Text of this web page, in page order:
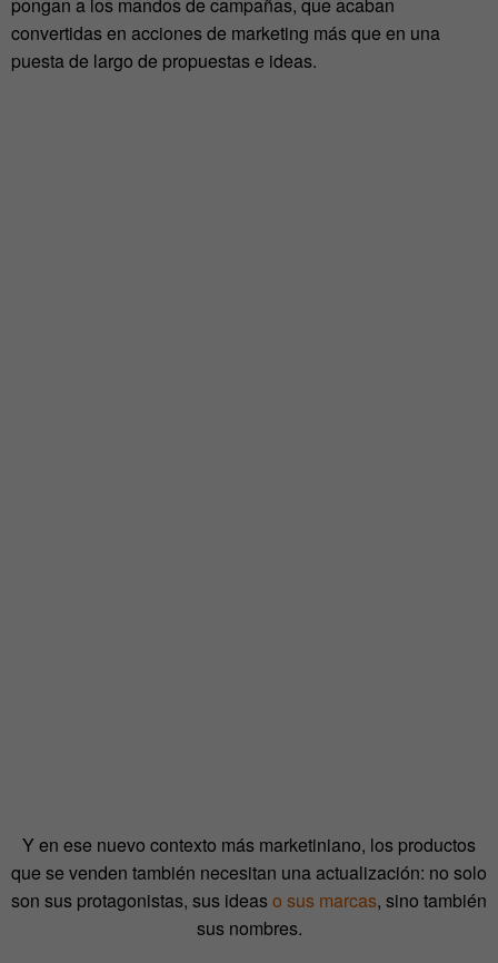
convertidas en acciones de marketing más que en una
puesta de largo de propuestas e ideas.
Y en ese nuevo contexto más marketiniano, los productos
que se venden también necesitan una actualización: no solo
son sus protagonistas, sus ideaso sus marcas, sino también
sus nombres.